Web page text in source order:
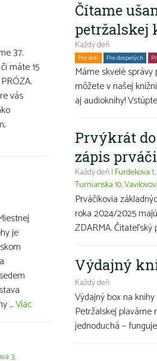
37.
máte 15
vás
je
...Viac
3,
Čítame
petržalskej
Každý deň
Pre deti Pre dospelých
Máme skvelé
môžete v našej
aj audioknihy!
Prvýkrát
zápis
Každý deň | Furdekova 1,
Turnianska 10,
Prváčikovia
roka 2024/2025
ZDARMA. Čitateľský
Výdajný
Každý deň
Výdajný box na
Petržalskej
jednoduchá –